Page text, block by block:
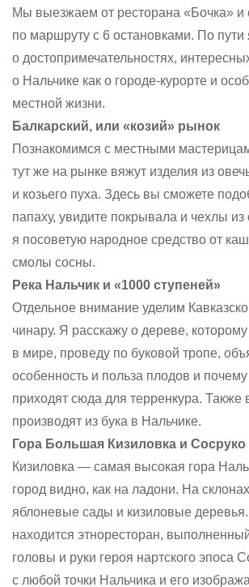
Мы выезжаем от ресторана «Бочка» и
по маршруту с 6 остановками. По пути
о достопримечательностях,
о Нальчике как о городе-курорте и
местной жизни.
Балкарский, или «козий» рынок
Познакомимся с местными
тут же на рынке вяжут изделия из
и козьего пуха. Здесь вы сможете
папаху, увидите покрывала и чехлы
я посоветую народное средство от
смолы сосны.
Река Нальчик и «1000 ступеней»
Отдельное внимание уделим
чинару. Я расскажу о дереве,
в мире, проведу по буковой тропе,
особенность и польза плодов и
приходят сюда для терренкура. Также
производят из бука в Нальчике.
Гора Большая Кизиловка и Сосруко
Кизиловка — самая высокая гора
город видно, как на ладони. На
яблоневые сады и кизиловые
находится этноресторан,
головы и руки героя нартского эпоса
с любой точки Нальчика и его